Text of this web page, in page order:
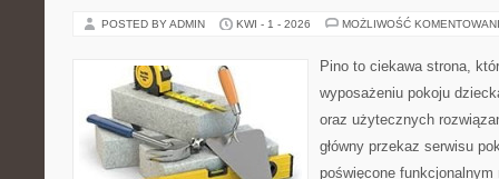
POSTED BY ADMIN KWI - 1 - 2026 MOŻLIWOŚĆ
Pino to ciekawa strona,
wyposażeniu pokoju
oraz użytecznych
główny przekaz serwisu
poświęcone